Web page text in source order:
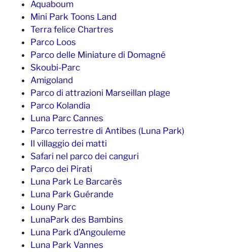
Aquaboum
Mini Park Toons Land
Terra felice Chartres
Parco Loos
Parco delle Miniature di Domagné
Skoubi-Parc
Amigoland
Parco di attrazioni Marseillan plage
Parco Kolandia
Luna Parc Cannes
Parco terrestre di Antibes (Luna Park)
Il villaggio dei matti
Safari nel parco dei canguri
Parco dei Pirati
Luna Park Le Barcarès
Luna Park Guérande
Louny Parc
LunaPark des Bambins
Luna Park d'Angouleme
Luna Park Vannes